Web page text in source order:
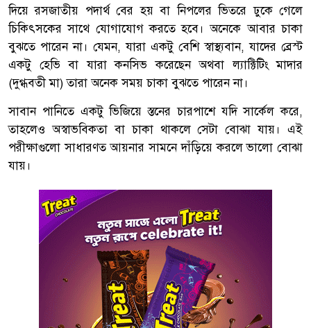
দিয়ে রসজাতীয় পদার্থ বের হয় বা নিপলের ভিতরে ঢুকে গেলে
চিকিৎসকের সাথে যোগাযোগ করতে হবে। অনেকে আবার চাকা
বুঝতে পারেন না। যেমন, যারা একটু বেশি স্বাস্থ্যবান, যাদের ব্রেস্ট
একটু হেভি বা যারা কনসিভ করেছেন অথবা ল্যাক্টিটিং মাদার
(দুগ্ধবতী মা) তারা অনেক সময় চাকা বুঝতে পারেন না।
সাবান পানিতে একটু ভিজিয়ে স্তনের চারপাশে যদি সার্কেল করে,
তাহলেও অস্বাভবিকতা বা চাকা থাকলে সেটা বোঝা যায়। এই
পরীক্ষাগুলো সাধারণত আয়নার সামনে দাঁড়িয়ে করলে ভালো বোঝা
যায়।